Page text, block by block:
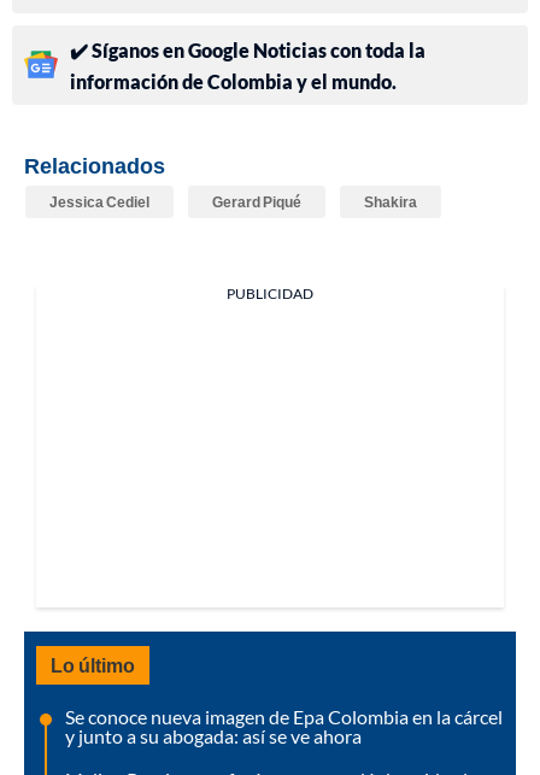
✔️ Síganos en Google Noticias con toda la
información de Colombia y el mundo.
Relacionados
Jessica Cediel Gerard Piqué Shakira
PUBLICIDAD
Lo último
Se conoce nueva imagen de Epa Colombia en la cárcel
y junto a su abogada: así se ve ahora